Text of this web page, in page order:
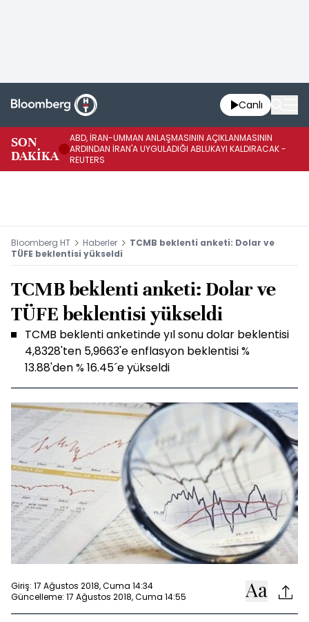
Canlı
SON
DAKİKA
ABD, İRAN-UMMAN ANLAŞMASININ AÇIKLANMASININ
ARDINDAN İRAN'A UYGULADIĞI ABLUKAYI KALDIRACAK -
REUTERS
Bloomberg HT Haberler
TCMB beklenti anketi: Dolar ve
TÜFE beklentisi yükseldi
TCMB beklenti anketi: Dolar ve
TÜFE beklentisi yükseldi
TCMB beklenti anketinde yıl sonu dolar beklentisi
4,8328'ten 5,9663'e enflasyon beklentisi %
13.88'den % 16.45´e yükseldi
Giriş: 17 Ağustos 2018, Cuma 14:34
Güncelleme: 17 Ağustos 2018, Cuma 14:55